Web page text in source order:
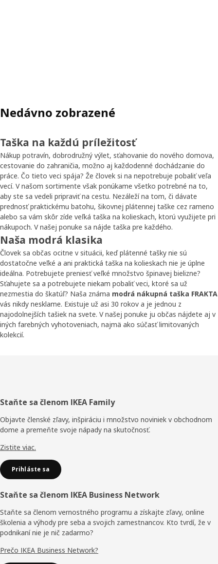
Nedávno zobrazené
Taška na každú príležitosť
Nákup potravín, dobrodružný výlet, sťahovanie do nového domova,
cestovanie do zahraničia, možno aj každodenné dochádzanie do
práce. Čo tieto veci spája? Že človek si na nepotrebuje pobaliť veľa
vecí. V našom sortimente však ponúkame všetko potrebné na to,
aby ste sa vedeli pripraviť na cestu. Nezáleží na tom, či dávate
prednosť praktickému batohu, šikovnej plátennej taške cez rameno
alebo sa vám skôr zíde veľká taška na kolieskach, ktorú využijete pri
nákupoch. V našej ponuke sa nájde taška pre každého.
Naša modrá klasika
Človek sa občas ocitne v situácii, keď plátenné tašky nie sú
dostatočne veľké a ani praktická taška na kolieskach nie je úplne
ideálna. Potrebujete preniesť veľké množstvo špinavej bielizne?
Sťahujete sa a potrebujete niekam pobaliť veci, ktoré sa už
nezmestia do škatúľ? Naša známa modrá nákupná taška FRAKTA
vás nikdy nesklame. Existuje už asi 30 rokov a je jednou z
najodolnejších tašiek na svete. V našej ponuke ju občas nájdete aj v
iných farebných vyhotoveniach, najmä ako súčasť limitovaných
kolekcií.
Päta
stránky
Staňte sa členom IKEA Family
Objavte členské zľavy, inšpiráciu i množstvo noviniek v obchodnom
dome a premeňte svoje nápady na skutočnosť.
Zistite viac.
Prihláste sa
Staňte sa členom IKEA Business Network
Staňte sa členom vernostného programu a získajte zľavy, online
školenia a výhody pre seba a svojich zamestnancov. Kto tvrdí, že v
podnikaní nie je nič zadarmo?
Prečo IKEA Business Network?